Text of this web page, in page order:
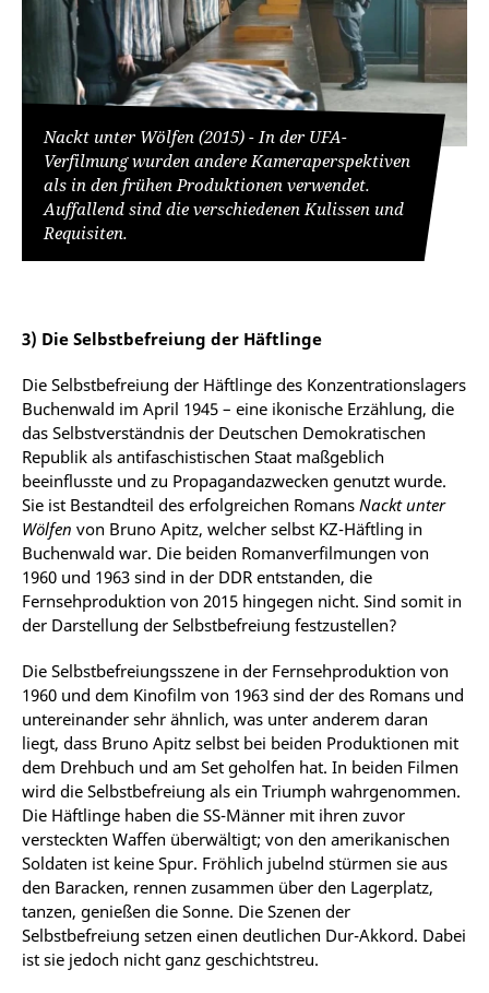
Nackt unter Wölfen (2015) - In der UFA-
Verfilmung wurden andere Kameraperspektiven
als in den frühen Produktionen verwendet.
Auffallend sind die verschiedenen Kulissen und
Requisiten.
3) Die Selbstbefreiung der Häftlinge
Die Selbstbefreiung der Häftlinge des Konzentrationslagers
Buchenwald im April 1945 – eine ikonische Erzählung, die
das Selbstverständnis der Deutschen Demokratischen
Republik als antifaschistischen Staat maßgeblich
beeinflusste und zu Propagandazwecken genutzt wurde.
Sie ist Bestandteil des erfolgreichen Romans Nackt unter
Wölfen von Bruno Apitz, welcher selbst KZ-Häftling in
Buchenwald war. Die beiden Romanverfilmungen von
1960 und 1963 sind in der DDR entstanden, die
Fernsehproduktion von 2015 hingegen nicht. Sind somit in
der Darstellung der Selbstbefreiung festzustellen?
Die Selbstbefreiungsszene in der Fernsehproduktion von
1960 und dem Kinofilm von 1963 sind der des Romans und
untereinander sehr ähnlich, was unter anderem daran
liegt, dass Bruno Apitz selbst bei beiden Produktionen mit
dem Drehbuch und am Set geholfen hat. In beiden Filmen
wird die Selbstbefreiung als ein Triumph wahrgenommen.
Die Häftlinge haben die SS-Männer mit ihren zuvor
versteckten Waffen überwältigt; von den amerikanischen
Soldaten ist keine Spur. Fröhlich jubelnd stürmen sie aus
den Baracken, rennen zusammen über den Lagerplatz,
tanzen, genießen die Sonne. Die Szenen der
Selbstbefreiung setzen einen deutlichen Dur-Akkord. Dabei
ist sie jedoch nicht ganz geschichtstreu.